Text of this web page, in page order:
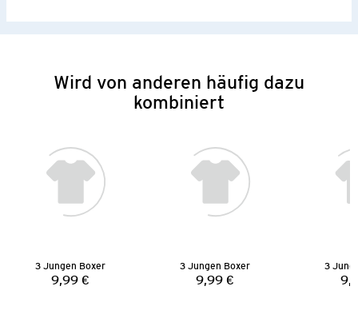
Wird von anderen häufig dazu
kombiniert
3 Jungen Boxer
Preis:
9,99 €
3 Jungen Boxer
Preis:
9,99 €
3